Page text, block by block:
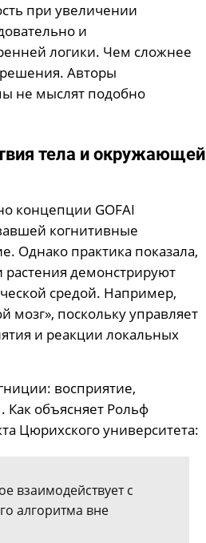
при увеличении
и
логики. Чем сложнее
Авторы
не мыслят подобно
тела и окружающей
концепции GOFAI
когнитивные
Однако практика показала,
демонстрируют
средой. Например,
мозг», поскольку управляет
и реакции локальных
восприятие,
объясняет Рольф
Цюрихского университета:
взаимодействует с
алгоритма вне